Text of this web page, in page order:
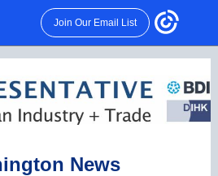
Join Our Email List
News